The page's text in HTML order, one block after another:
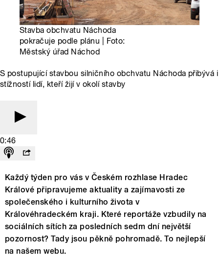
Stavba obchvatu Náchoda
pokračuje podle plánu | Foto:
Městský úřad Náchod
S postupující stavbou silničního obchvatu Náchoda přibývá i
stížností lidí, kteří žijí v okolí stavby
0:46
Každý týden pro vás v Českém rozhlase Hradec
Králové připravujeme aktuality a zajímavosti ze
společenského i kulturního života v
Královéhradeckém kraji. Které reportáže vzbudily na
sociálních sítích za posledních sedm dní největší
pozornost? Tady jsou pěkně pohromadě. To nejlepší
na našem webu.